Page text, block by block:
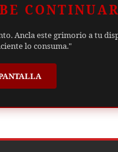
CONTINUAR
Ancla este grimorio a tu
lo consuma."